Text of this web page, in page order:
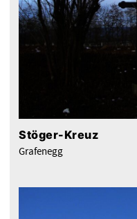
Stöger-Kreuz
Grafenegg